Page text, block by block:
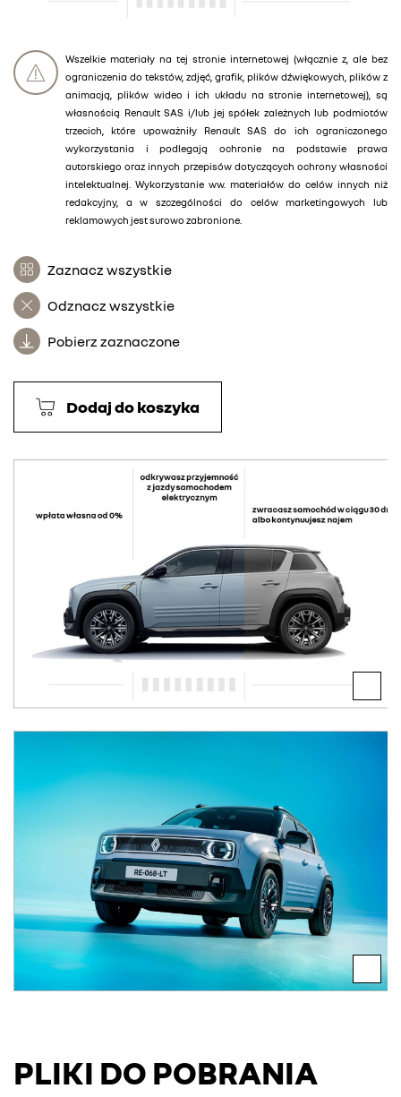
Wszelkie materiały na tej stronie internetowej (włącznie z, ale bez
ograniczenia do tekstów, zdjęć, grafik, plików dźwiękowych, plików z
animacją, plików wideo i ich układu na stronie internetowej), są
własnością Renault SAS i/lub jej spółek zależnych lub podmiotów
trzecich, które upoważniły Renault SAS do ich ograniczonego
wykorzystania i podlegają ochronie na podstawie prawa
autorskiego oraz innych przepisów dotyczących ochrony własności
intelektualnej. Wykorzystanie ww. materiałów do celów innych niż
redakcyjny, a w szczególności do celów marketingowych lub
reklamowych jest surowo zabronione.
Zaznacz wszystkie
Odznacz wszystkie
Pobierz zaznaczone
Dodaj do koszyka
PLIKI DO POBRANIA